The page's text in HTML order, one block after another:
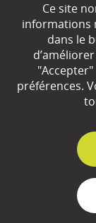
Ce site
informations
dans le
préférences.